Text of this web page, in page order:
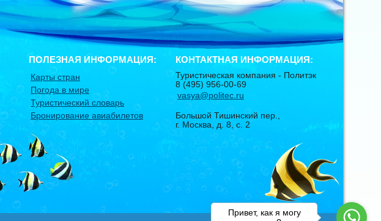
ПОЛЕЗНАЯ ИНФОРМАЦИЯ:
Карты стран
Погода в мире
Туристический словарь
Бронирование авиабилетов
КОНТАКТНАЯ ИНФОРМАЦИЯ:
Туристическая компания - Политэк
8 (495) 956-00-69
vasya@politec.ru
Большой Тишинский пер.,
г. Москва
д. 8, с. 2
Привет, как я могу